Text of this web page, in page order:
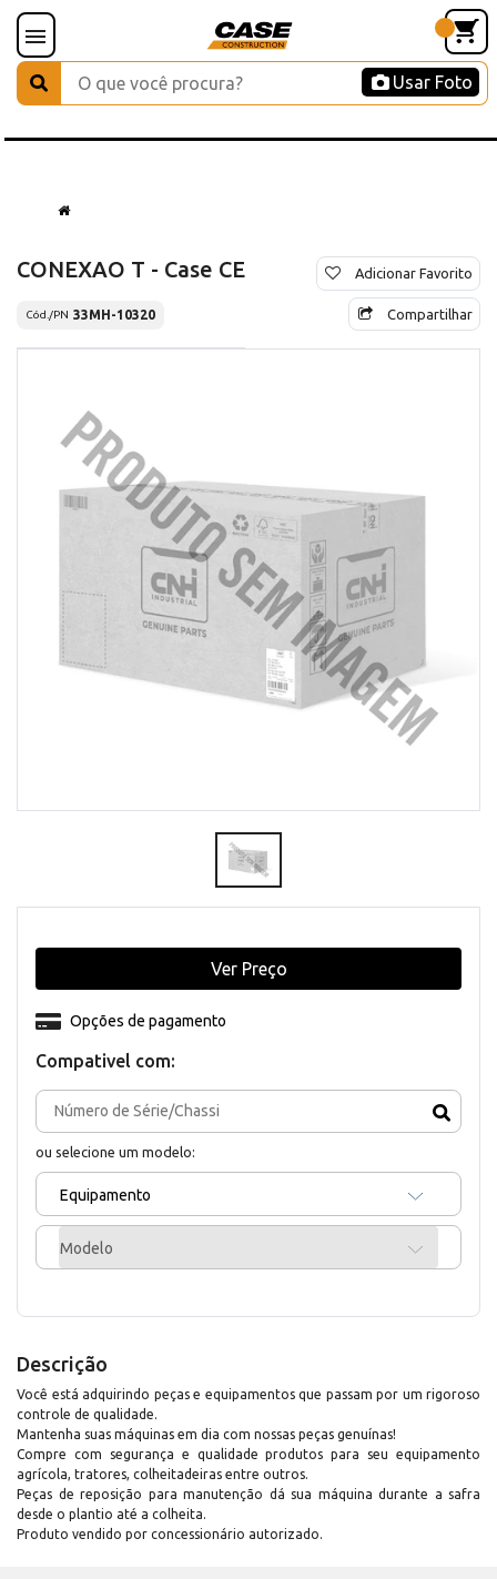
Usar Foto
CONEXAO T - Case CE
Cód./PN 33MH-10320
Adicionar Favorito
Compartilhar
Compativel com:
ou selecione um modelo:
Equipamento
Modelo
Opções de pagamento
Ver Preço
Descrição
Você está adquirindo peças e equipamentos que passam por um rigoroso
controle de qualidade.
Mantenha suas máquinas em dia com nossas peças genuínas!
Compre com segurança e qualidade produtos para seu equipamento
agrícola, tratores, colheitadeiras entre outros.
Peças de reposição para manutenção dá sua máquina durante a safra
desde o plantio até a colheita.
Produto vendido por concessionário autorizado.